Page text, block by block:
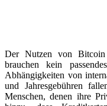
Der Nutzen von
brauchen kein
Abhängigkeiten von
und Jahresgebühren
Menschen, denen ihre